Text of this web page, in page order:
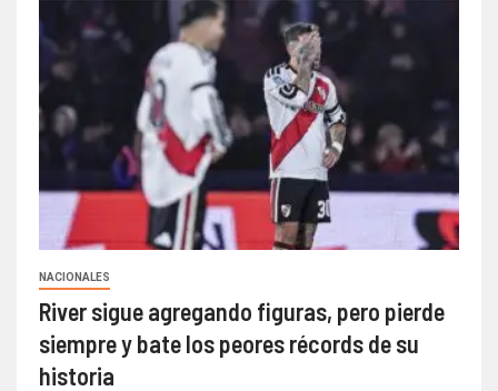
NACIONALES
River sigue agregando figuras, pero pierde
siempre y bate los peores récords de su
historia